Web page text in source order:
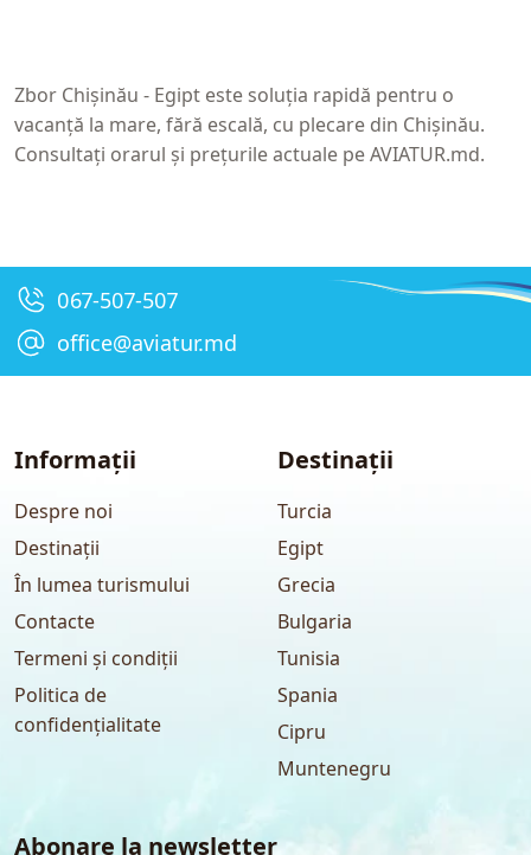
Zbor Chișinău - Egipt este soluția rapidă pentru o
vacanță la mare, fără escală, cu plecare din Chișinău.
Consultați orarul și prețurile actuale peAVIATUR.md.
067-507-507
office@aviatur.md
Informații
Despre noi
Destinații
În lumea turismului
Contacte
Termeni și condiții
Politica de
confidențialitate
Destinații
Turcia
Egipt
Grecia
Bulgaria
Tunisia
Spania
Cipru
Muntenegru
Abonare la newsletter